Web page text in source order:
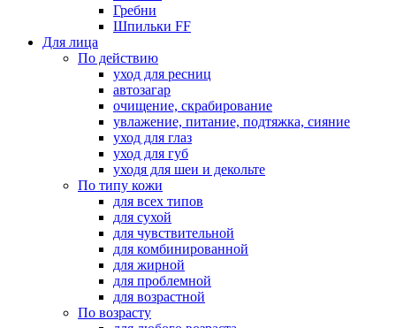
Гребни
Шпильки FF
Для лица
По действию
уход для ресниц
автозагар
очищение, скрабирование
увлажение, питание, подтяжка, сияние
уход для глаз
уход для губ
уходя для шеи и декольте
По типу кожи
для всех типов
для сухой
для чувствительной
для комбинированной
для жирной
для проблемной
для возрастной
По возрасту